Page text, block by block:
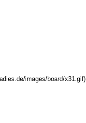
images/board/x31.gif)